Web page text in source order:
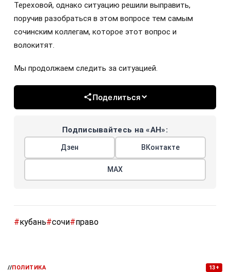
Тереховой, однако ситуацию решили выправить,
поручив разобраться в этом вопросе тем самым
сочинским коллегам, которое этот вопрос и
волокитят.
Мы продолжаем следить за ситуацией.
Поделиться
Подписывайтесь на «АН»:
Дзен ВКонтакте
МАХ
#кубань#сочи#право
//ПОЛИТИКА 13+